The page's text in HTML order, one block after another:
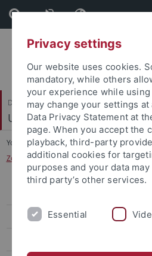
Skip
to
content
Skip
to
footer
Dezernat I
Universitätsentwicklung,
You are here: Startseite
...
Zollverfahren im grenzüberschreitenden
Abteilung 2 – Struktur und Gremien
Privacy settings
Our website uses cookies.
mandatory, while others
your experience while
may change your settings
Data Privacy Statement at
page. When you accept the
playback, third-party
additional cookies for
purposes and your data
third party’s other services.
Essential